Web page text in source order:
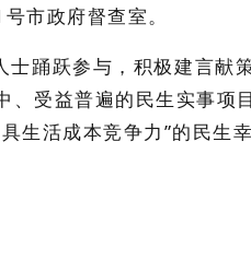
市政府督查室。
士踊跃参与，积极建言献
、受益普遍的民生实事
生活成本竞争力”的民生